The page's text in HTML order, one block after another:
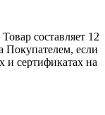
составляет 12
Покупателем, если
и сертификатах на